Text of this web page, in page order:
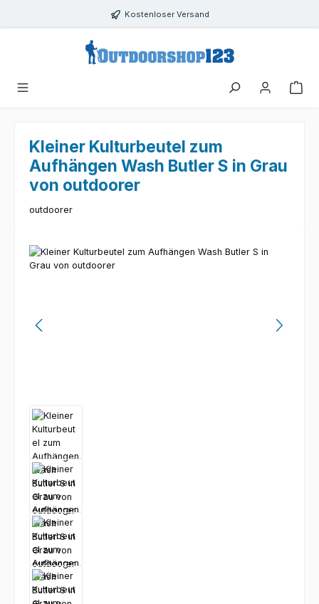
Zum Hauptinhalt springen Kostenloser Versand
Kleiner Kulturbeutel zum
Aufhängen Wash Butler S in Grau
von outdoorer
outdoorer
Bildergalerie überspringen